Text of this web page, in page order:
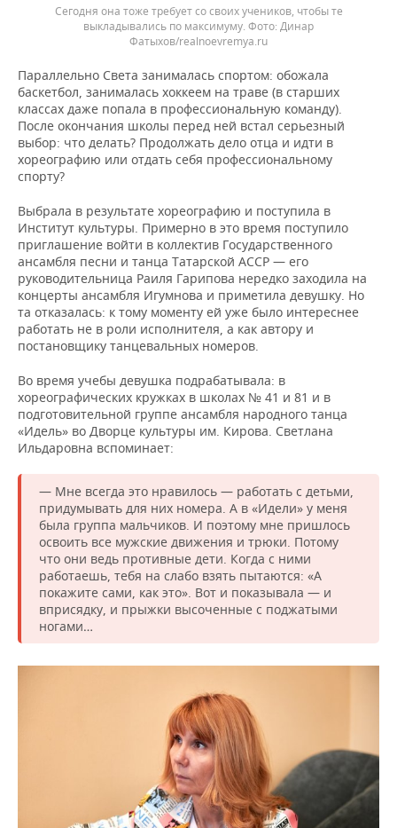
Cегодня она тоже требует со своих учеников, чтобы те
выкладывались по максимуму. Фото: Динар
Фатыхов/realnoevremya.ru
Параллельно Света занималась спортом: обожала
баскетбол, занималась хоккеем на траве (в старших
классах даже попала в профессиональную команду).
После окончания школы перед ней встал серьезный
выбор: что делать? Продолжать дело отца и идти в
хореографию или отдать себя профессиональному
спорту?
Выбрала в результате хореографию и поступила в
Институт культуры. Примерно в это время поступило
приглашение войти в коллектив Государственного
ансамбля песни и танца Татарской АССР — его
руководительница Раиля Гарипова нередко заходила на
концерты ансамбля Игумнова и приметила девушку. Но
та отказалась: к тому моменту ей уже было интереснее
работать не в роли исполнителя, а как автору и
постановщику танцевальных номеров.
Во время учебы девушка подрабатывала: в
хореографических кружках в школах № 41 и 81 и в
подготовительной группе ансамбля народного танца
«Идель» во Дворце культуры им. Кирова. Светлана
Ильдаровна вспоминает:
— Мне всегда это нравилось — работать с детьми,
придумывать для них номера. А в «Идели» у меня
была группа мальчиков. И поэтому мне пришлось
освоить все мужские движения и трюки. Потому
что они ведь противные дети. Когда с ними
работаешь, тебя на слабо взять пытаются: «А
покажите сами, как это». Вот и показывала — и
вприсядку, и прыжки высоченные с поджатыми
ногами…